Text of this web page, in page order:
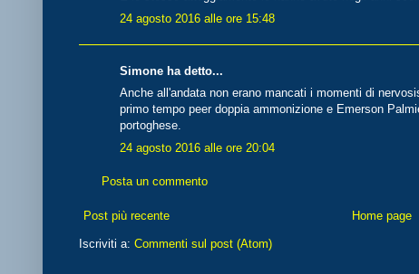
24 agosto 2016 alle ore 15:48
Simone ha detto...
Anche all'andata non erano mancati i momenti di
primo tempo peer doppia ammonizione e Emerson
portoghese.
24 agosto 2016 alle ore 20:04
Posta un commento
Post più recente Home page
Iscriviti a: Commenti sul post (Atom)